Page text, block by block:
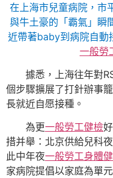
在上海市兒童病院，市
與牛土豪的「霸氣」瞬
近帶著baby到病院自動
一般勞
據悉，上海往年對
個步驟擴展了打針辦事
長就近自愿接種。
為更一般勞工健檢
措并舉：北京供給兒科
此中年夜一般勞工身體
家病院提倡以家庭為單